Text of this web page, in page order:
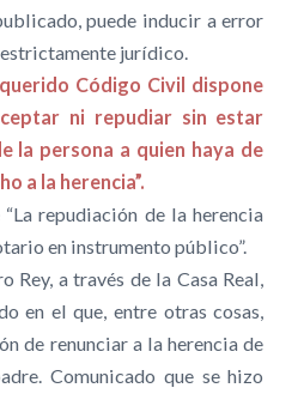
puede inducir a error
jurídico.
Código Civil dispone
ni repudiar sin estar
la persona a quien haya de
a la herencia”.
repudiación de la herencia
en instrumento público”.
Rey, a través de la Casa Real,
en el que, entre otras cosas,
de renunciar a la herencia de
Comunicado que se hizo